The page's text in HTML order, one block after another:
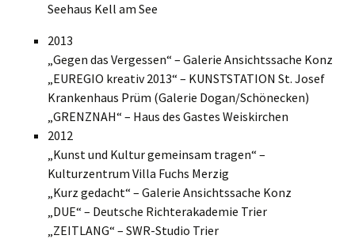
Seehaus Kell am See
2013
„Gegen das Vergessen“ – Galerie Ansichtssache Konz
„EUREGIO kreativ 2013“ – KUNSTSTATION St. Josef
Krankenhaus Prüm (Galerie Dogan/Schönecken)
„GRENZNAH“ – Haus des Gastes Weiskirchen
2012
„Kunst und Kultur gemeinsam tragen“ –
Kulturzentrum Villa Fuchs Merzig
„Kurz gedacht“ – Galerie Ansichtssache Konz
„DUE“ – Deutsche Richterakademie Trier
„ZEITLANG“ – SWR-Studio Trier